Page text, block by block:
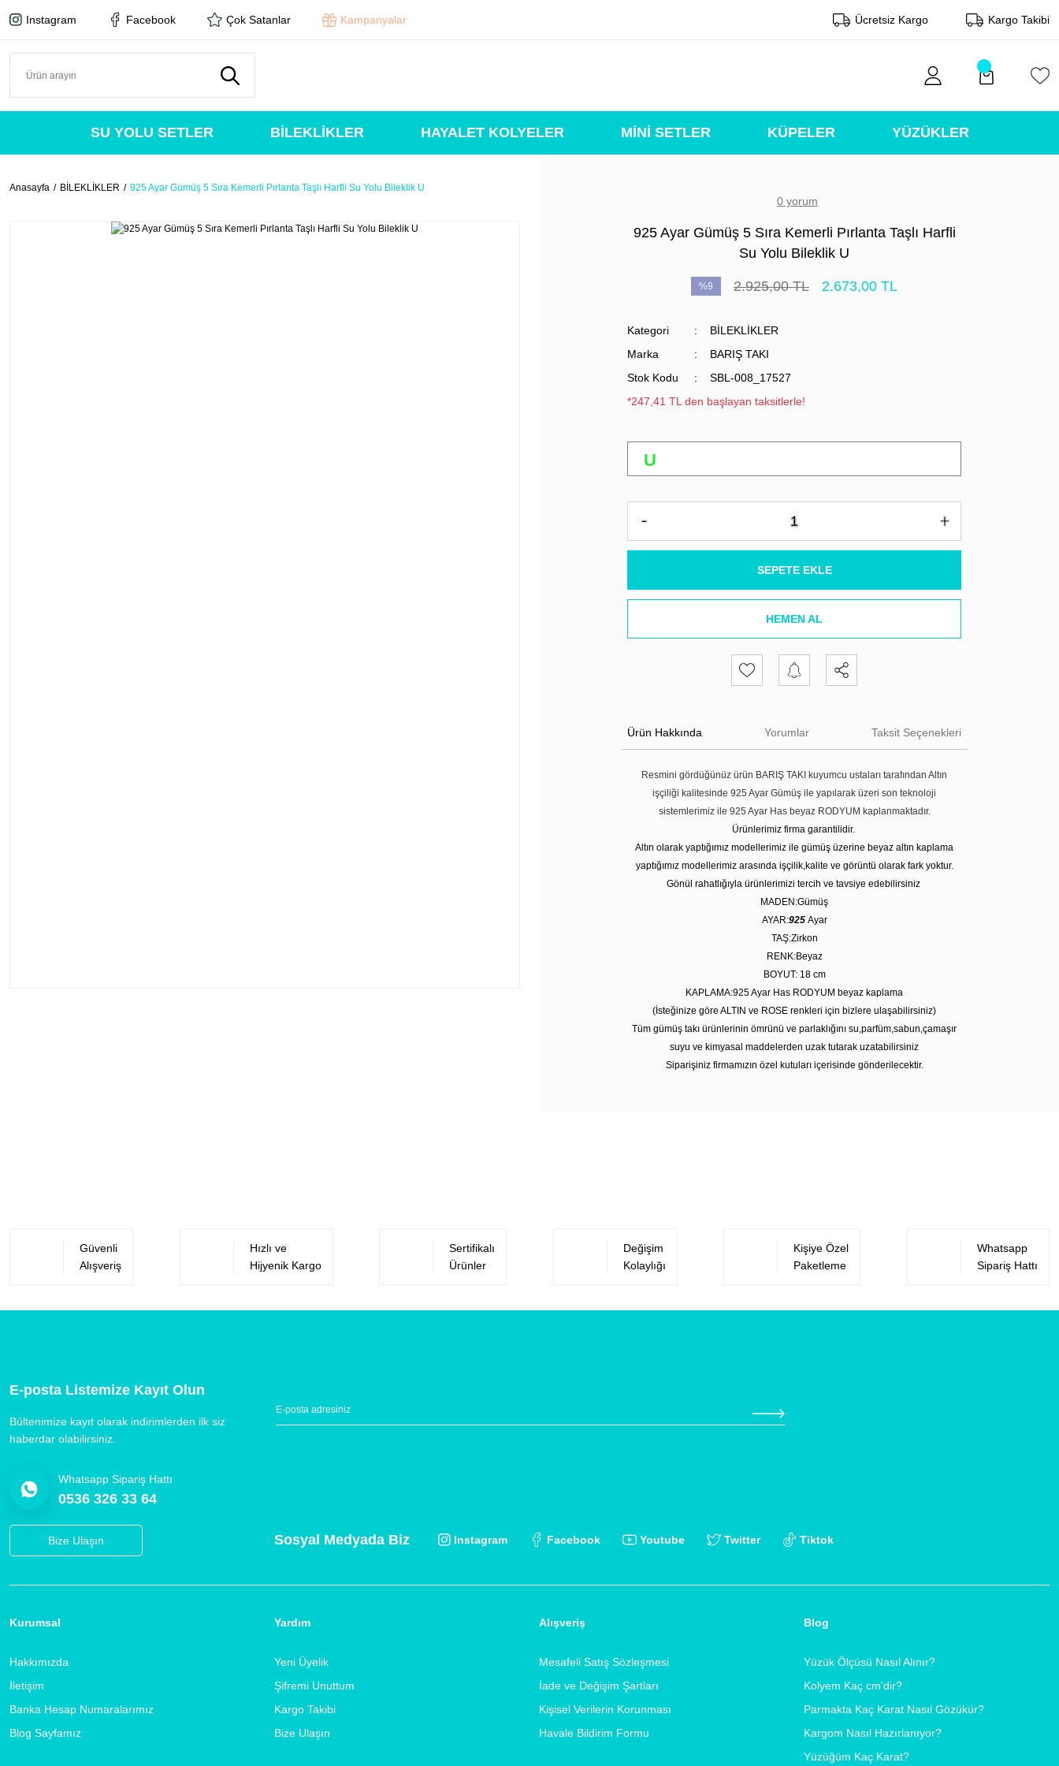
Instagram Facebook Çok Satanlar Kampanyalar Ücretsiz Kargo Kargo Takibi
SU YOLU SETLER BİLEKLİKLER HAYALET KOLYELER MİNİ SETLER KÜPELER YÜZÜKLER
Anasayfa BİLEKLİKLER 925 Ayar Gümüş 5 Sıra Kemerli Pırlanta Taşlı Harfli Su Yolu Bileklik U
0 yorum
925 Ayar Gümüş 5 Sıra Kemerli Pırlanta Taşlı Harfli
Su Yolu Bileklik U
%9 2.925,00 TL 2.673,00 TL
Kategori
BİLEKLİKLER
Marka
BARIŞ TAKI
Stok Kodu
SBL-008_17527
*247,41 TL den başlayan taksitlerle!
SEPETE EKLE
HEMEN AL
Ürün Hakkında Yorumlar Taksit Seçenekleri
Resmini gördüğünüz ürün BARIŞ TAKI kuyumcu ustaları tarafından Altın
işçiliği kalitesinde 925 Ayar Gümüş ile yapılarak üzeri son teknoloji
sistemlerimiz ile 925 Ayar Has beyaz RODYUM kaplanmaktadır.
Ürünlerimiz firma garantilidir.
Altın olarak yaptığımız modellerimiz ile gümüş üzerine beyaz altın kaplama
yaptığımız modellerimiz arasında işçilik,kalite ve görüntü olarak fark yoktur.
Gönül rahatlığıyla ürünlerimizi tercih ve tavsiye edebilirsiniz
MADEN:Gümüş
AYAR:925 Ayar
TAŞ:Zirkon
RENK:Beyaz
BOYUT: 18 cm
KAPLAMA:925 Ayar Has RODYUM beyaz kaplama
(İsteğinize göre ALTIN ve ROSE renkleri için bizlere ulaşabilirsiniz)
Tüm gümüş takı ürünlerinin ömrünü ve parlaklığını su,parfüm,sabun,çamaşır
suyu ve kimyasal maddelerden uzak tutarak uzatabilirsiniz
Siparişiniz firmamızın özel kutuları içerisinde gönderilecektir.
Güvenli
Alışveriş
Hızlı ve
Hijyenik Kargo
Sertifikalı
Ürünler
Değişim
Kolaylığı
Kişiye Özel
Paketleme
Whatsapp
Sipariş Hattı
E-posta Listemize Kayıt Olun
Bültenimize kayıt olarak indirimlerden ilk siz
haberdar olabilirsiniz.
Whatsapp Sipariş Hattı
0536 326 33 64
Bize Ulaşın Sosyal Medyada Biz Instagram Facebook Youtube Twitter Tiktok
Kurumsal
Hakkımızda
İletişim
Banka Hesap Numaralarımız
Blog Sayfamız
Yardım
Yeni Üyelik
Şifremi Unuttum
Kargo Takibi
Bize Ulaşın
Alışveriş
Mesafeli Satış Sözleşmesi
İade ve Değişim Şartları
Kişisel Verilerin Korunması
Havale Bildirim Formu
Blog
Yüzük Ölçüsü Nasıl Alınır?
Kolyem Kaç cm'dir?
Parmakta Kaç Karat Nasıl Gözükür?
Kargom Nasıl Hazırlanıyor?
Yüzüğüm Kaç Karat?